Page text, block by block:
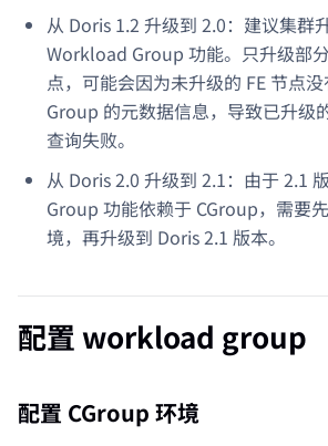
从 Doris 1.2 升级到 2.0：建议集群
Workload Group 功能。只升级部
点，可能会因为未升级的 FE 节点
Group 的元数据信息，导致已升级
查询失败。
从 Doris 2.0 升级到 2.1：由于 2.1
Group 功能依赖于 CGroup，需要
境，再升级到 Doris 2.1 版本。
配置 workload group
配置 CGroup 环境